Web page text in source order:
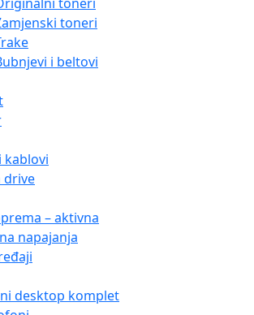
toneri
i beltovi
kablovi
drive
– aktivna
napajanja
desktop komplet